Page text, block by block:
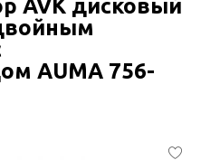
AVK дисковый
AUMA 756-